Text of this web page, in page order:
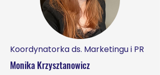
Koordynatorka ds. Marketingu i PR
Monika Krzysztanowicz